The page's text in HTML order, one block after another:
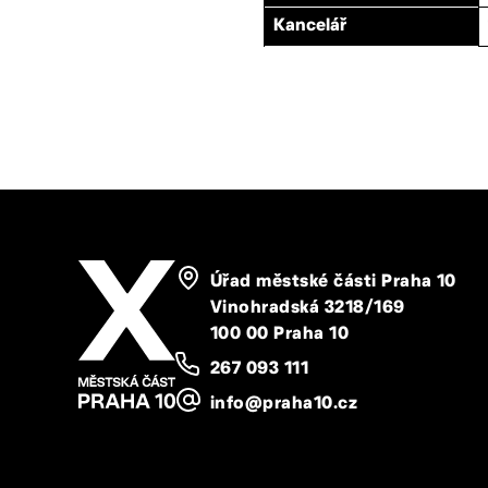
Kancelář
Úřad městské části Praha 10
Vinohradská 3218/169
100 00 Praha 10
267 093 111
info@praha10.cz